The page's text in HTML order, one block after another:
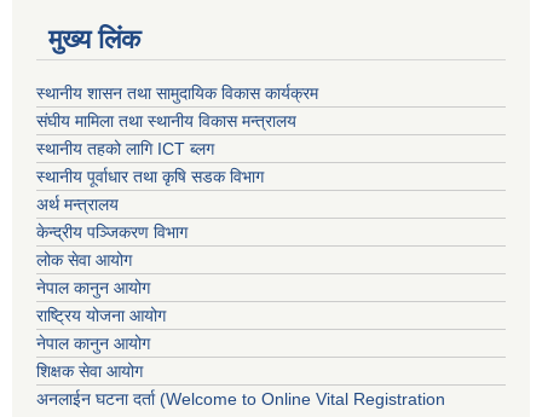
मुख्य लिंक
स्थानीय शासन तथा सामुदायिक विकास कार्यक्रम
संघीय मामिला तथा स्थानीय विकास मन्त्रालय
स्थानीय तहको लागि ICT ब्लग
स्थानीय पूर्वाधार तथा कृषि सडक विभाग
अर्थ मन्त्रालय
केन्द्रीय पञ्जिकरण विभाग
लोक सेवा आयोग
नेपाल कानुन आयोग
राष्ट्रिय योजना आयोग
नेपाल कानुन आयोग
शिक्षक सेवा आयोग
अनलाईन घटना दर्ता (Welcome to Online Vital Registration